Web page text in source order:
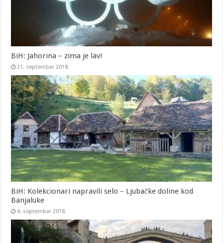
BiH: Jahorina – zima je lav!
21. septembar 2018.
BiH: Kolekcionari napravili selo – Ljubačke doline kod
Banjaluke
4. septembar 2018.